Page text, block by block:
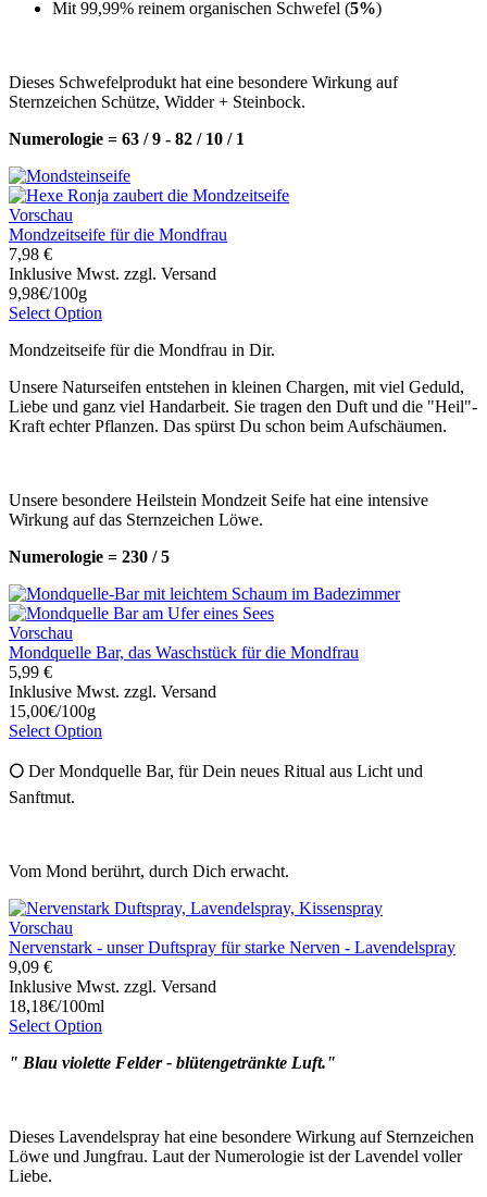
Mit 99,99% reinem organischen Schwefel (5%)
Dieses Schwefelprodukt hat eine besondere Wirkung auf
Sternzeichen Schütze, Widder + Steinbock.
Numerologie = 63 / 9 - 82 / 10 / 1
Vorschau
Mondzeitseife für die Mondfrau
7,98 €
Inklusive Mwst. zzgl. Versand
9,98€/100g
Select Option
Mondzeitseife für die Mondfrau in Dir.
Unsere Naturseifen entstehen in kleinen Chargen, mit viel Geduld,
Liebe und ganz viel Handarbeit. Sie tragen den Duft und die "Heil"-
Kraft echter Pflanzen. Das spürst Du schon beim Aufschäumen.
Unsere besondere Heilstein Mondzeit Seife hat eine intensive
Wirkung auf das Sternzeichen Löwe.
Numerologie = 230 / 5
Vorschau
Mondquelle Bar, das Waschstück für die Mondfrau
5,99 €
Inklusive Mwst. zzgl. Versand
15,00€/100g
Select Option
🌕 Der Mondquelle Bar, für Dein neues Ritual aus Licht und
Sanftmut.
Vom Mond berührt, durch Dich erwacht.
Vorschau
Nervenstark - unser Duftspray für starke Nerven - Lavendelspray
9,09 €
Inklusive Mwst. zzgl. Versand
18,18€/100ml
Select Option
" Blau violette Felder - blütengetränkte Luft."
Dieses Lavendelspray hat eine besondere Wirkung auf Sternzeichen
Löwe und Jungfrau. Laut der Numerologie ist der Lavendel voller
Liebe.